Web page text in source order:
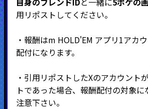
用リポストしてください。
・報酬はm HOLD'EM アプリ1アカ
配付になります。
・引用リポストしたXのアカウント
トであった場合、報酬配付の対象
注意下さい。